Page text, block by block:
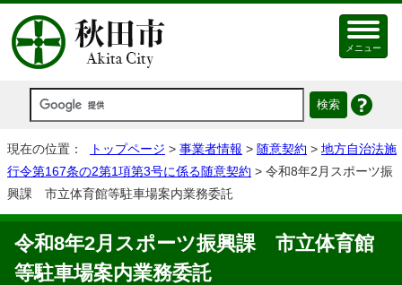
メニュー
現在の位置： トップページ > 事業者情報 > 随意契約 > 地方自治法施
行令第167条の2第1項第3号に係る随意契約 > 令和8年2月スポーツ振
興課 市立体育館等駐車場案内業務委託
令和8年2月スポーツ振興課 市立体育館
等駐車場案内業務委託